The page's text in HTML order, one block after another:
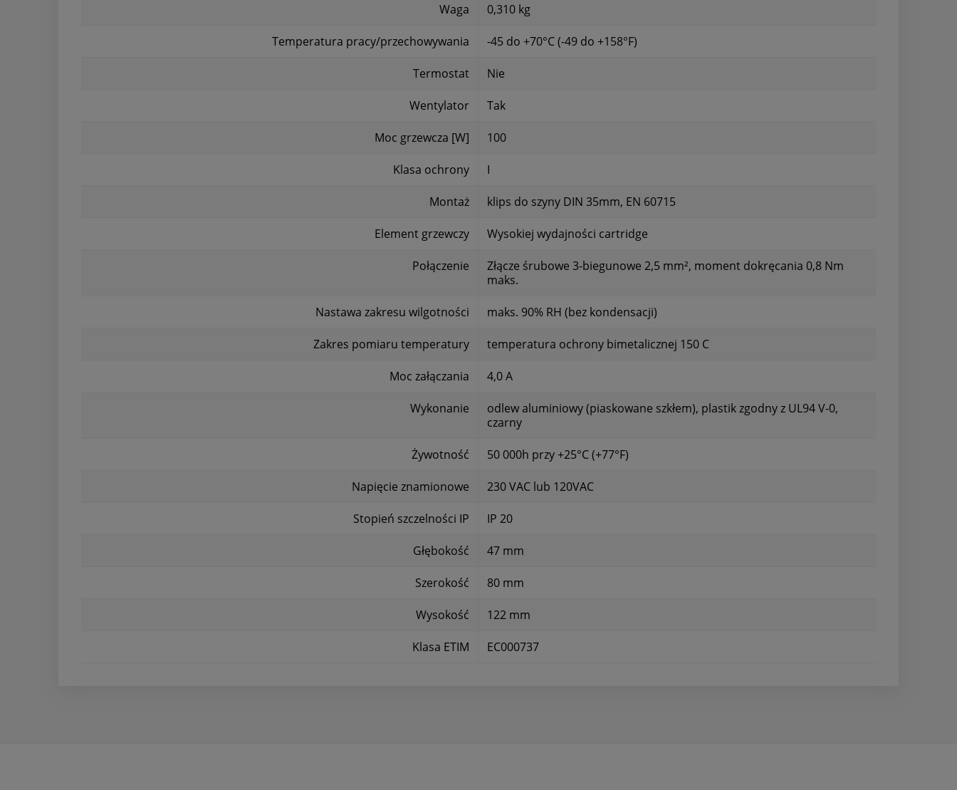
Waga 0,310 kg
Temperatura pracy/przechowywania -45 do +70°C (-49 do +158°F)
Termostat Nie
Wentylator Tak
Moc grzewcza [W] 100
Klasa ochrony I
Montaż klips do szyny DIN 35mm, EN 60715
Element grzewczy Wysokiej wydajności cartridge
Połączenie
Złącze śrubowe 3-biegunowe 2,5 mm², moment dokręcania 0,8 Nm
maks.
Nastawa zakresu wilgotności maks. 90% RH (bez kondensacji)
Zakres pomiaru temperatury temperatura ochrony bimetalicznej 150 C
Moc załączania 4,0 A
Wykonanie
odlew aluminiowy (piaskowane szkłem), plastik zgodny z UL94 V-0,
czarny
Żywotność 50 000h przy +25°C (+77°F)
Napięcie znamionowe 230 VAC lub 120VAC
Stopień szczelności IP IP 20
Głębokość 47 mm
Szerokość 80 mm
Wysokość 122 mm
Klasa ETIM EC000737